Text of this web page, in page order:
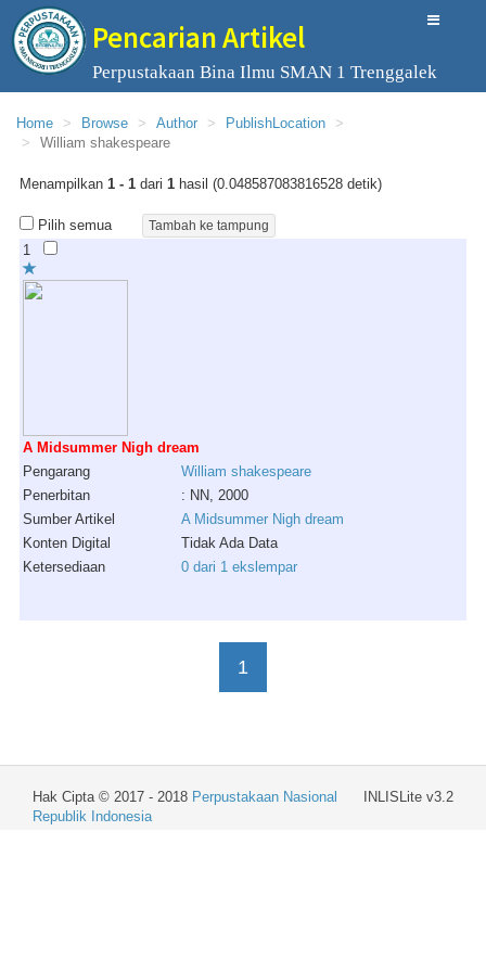
Pencarian Artikel
Perpustakaan Bina Ilmu SMAN 1 Trenggalek
Home Browse Author
PublishLocation
William shakespeare
Menampilkan 1 - 1 dari 1 hasil (0.048587083816528 detik)
Pilih semua
1
A Midsummer Nigh dream
Pengarang
William shakespeare
Penerbitan
: NN, 2000
Sumber Artikel
A Midsummer Nigh dream
Konten Digital
Tidak Ada Data
Ketersediaan
0 dari 1 ekslempar
1
INLISLite v3.2
Hak Cipta © 2017 - 2018 Perpustakaan Nasional
Republik Indonesia